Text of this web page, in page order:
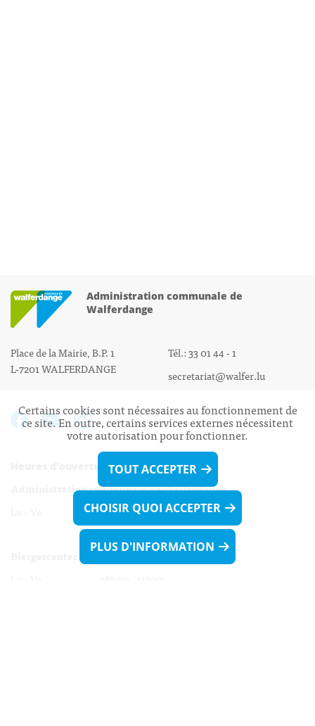
Administration communale de
Walferdange
Place de la Mairie, B.P. 1
L-7201 WALFERDANGE
Tél.: 33 01 44 - 1
secretariat@walfer.lu
Heures d’ouverture:
Administration communale de Walferdange
Lu - Ve 08h00 - 11h30
13h30 - 16h00
Certains cookies sont nécessaires au fonctionnement de
ce site. En outre, certains services externes nécessitent
votre autorisation pour fonctionner.
TOUT ACCEPTER
CHOISIR QUOI ACCEPTER
PLUS D'INFORMATION